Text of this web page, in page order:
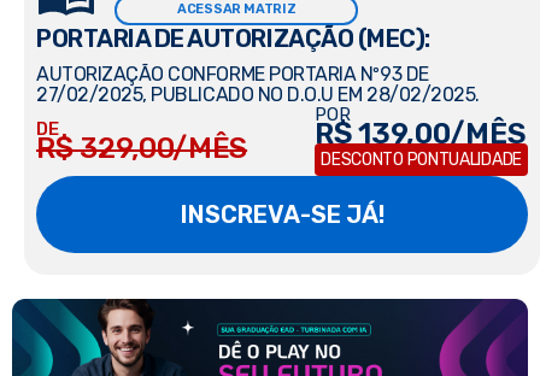
ACESSAR MATRIZ
PORTARIA DE AUTORIZAÇÃO (MEC):
AUTORIZAÇÃO CONFORME PORTARIA Nº93 DE
27/02/2025, PUBLICADO NO D.O.U EM 28/02/2025.
DE
R$ 329,00/MÊS
POR
R$ 139,00/MÊS
DESCONTO PONTUALIDADE
INSCREVA-SE JÁ!